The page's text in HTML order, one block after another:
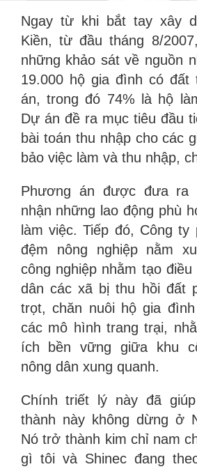
Ngay từ khi bắt tay xây
Kiền, từ đầu tháng 8/
những khảo sát về nguồn
19.000 hộ gia đình có đất
án, trong đó 74% là hộ
Dự án đề ra mục tiêu đầu
bài toán thu nhập cho các
bảo việc làm và thu nhập,
Phương án được đưa ra
nhận những lao động phù
làm việc. Tiếp đó, Công ty
đệm nông nghiệp nằm
công nghiệp nhằm tạo
dân các xã bị thu hồi đất
trọt, chăn nuôi hộ gia
các mô hình trang trại,
ích bền vững giữa khu
nông dân xung quanh.
Chính triết lý này đã
thành này không dừng ở
Nó trở thành kim chỉ nam
gì tôi và Shinec đang